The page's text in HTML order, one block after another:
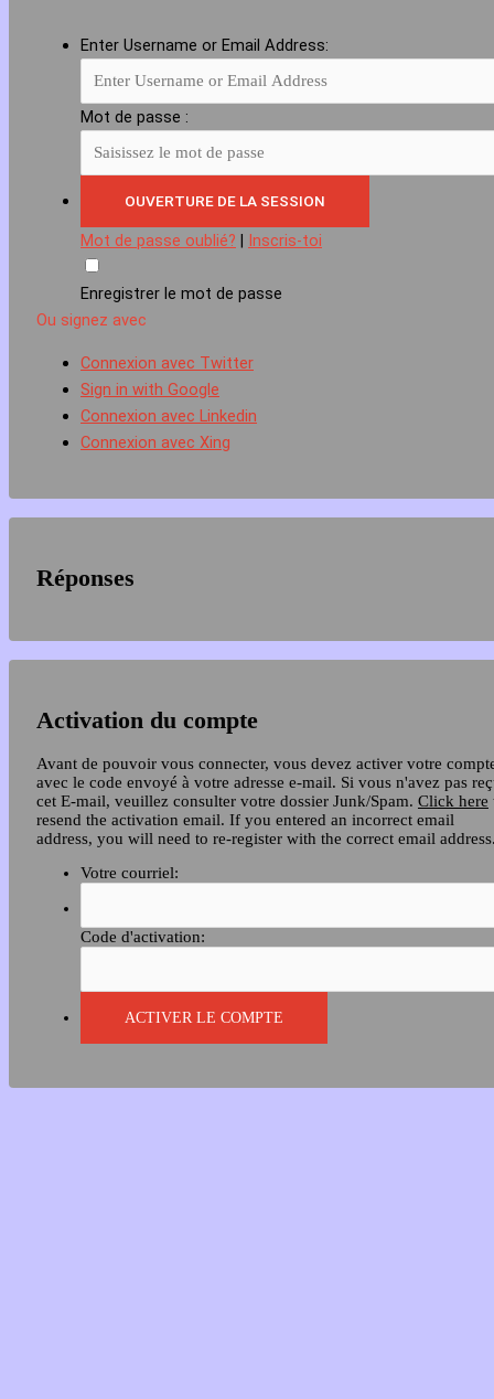
Enter Username or Email Address:
Mot de passe :
Mot de passe oublié? | Inscris-toi
Enregistrer le mot de passe
Ou signez avec
Connexion avec Twitter
Sign in with Google
Connexion avec Linkedin
Connexion avec Xing
Réponses
Activation du compte
Avant de pouvoir vous connecter, vous devez activer votre
avec le code envoyé à votre adresse e-mail. Si vous n'avez pas
cet E-mail, veuillez consulter votre dossier Junk/Spam. Click here
resend the activation email. If you entered an incorrect email
address, you will need to re-register with the correct email
Votre courriel:
Code d'activation: